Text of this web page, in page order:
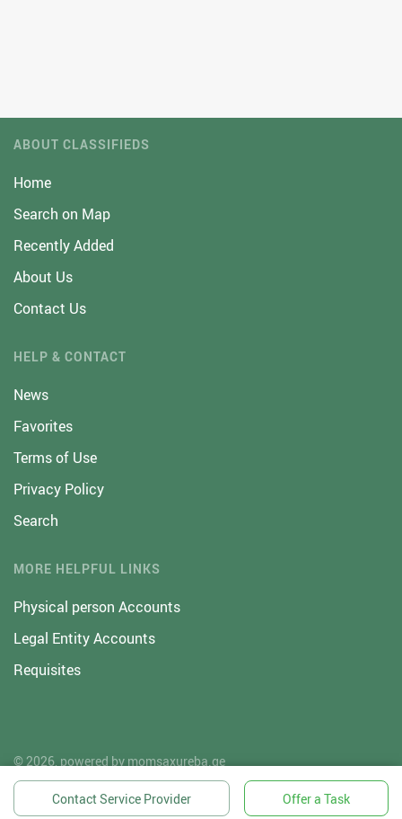
ABOUT CLASSIFIEDS
Home
Search on Map
Recently Added
About Us
Contact Us
HELP & CONTACT
News
Favorites
Terms of Use
Privacy Policy
Search
MORE HELPFUL LINKS
Physical person Accounts
Legal Entity Accounts
Requisites
© 2026, powered by momsaxureba.ge